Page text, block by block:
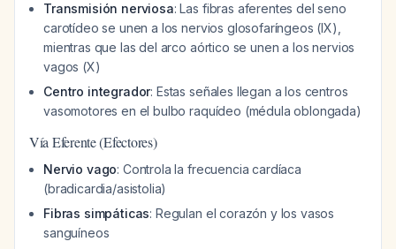
Transmisión nerviosa: Las fibras aferentes del seno
carotídeo se unen a los nervios glosofaríngeos (IX),
mientras que las del arco aórtico se unen a los nervios
vagos (X)
Centro integrador: Estas señales llegan a los centros
vasomotores en el bulbo raquídeo (médula oblongada)
Vía Eferente (Efectores)
Nervio vago: Controla la frecuencia cardíaca
(bradicardia/asistolia)
Fibras simpáticas: Regulan el corazón y los vasos
sanguíneos